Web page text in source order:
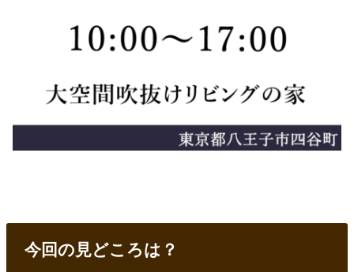
今回の見どころは？